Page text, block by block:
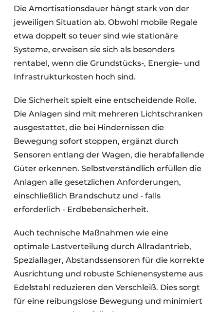
Die Amortisationsdauer hängt stark von der
jeweiligen Situation ab. Obwohl mobile Regale
etwa doppelt so teuer sind wie stationäre
Systeme, erweisen sie sich als besonders
rentabel, wenn die Grundstücks-, Energie- und
Infrastrukturkosten hoch sind.
Die Sicherheit spielt eine entscheidende Rolle.
Die Anlagen sind mit mehreren Lichtschranken
ausgestattet, die bei Hindernissen die
Bewegung sofort stoppen, ergänzt durch
Sensoren entlang der Wagen, die herabfallende
Güter erkennen. Selbstverständlich erfüllen die
Anlagen alle gesetzlichen Anforderungen,
einschließlich Brandschutz und - falls
erforderlich - Erdbebensicherheit.
Auch technische Maßnahmen wie eine
optimale Lastverteilung durch Allradantrieb,
Speziallager, Abstandssensoren für die korrekte
Ausrichtung und robuste Schienensysteme aus
Edelstahl reduzieren den Verschleiß. Dies sorgt
für eine reibungslose Bewegung und minimiert